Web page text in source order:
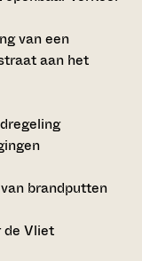
van een
aan het
brandputten
de Vliet